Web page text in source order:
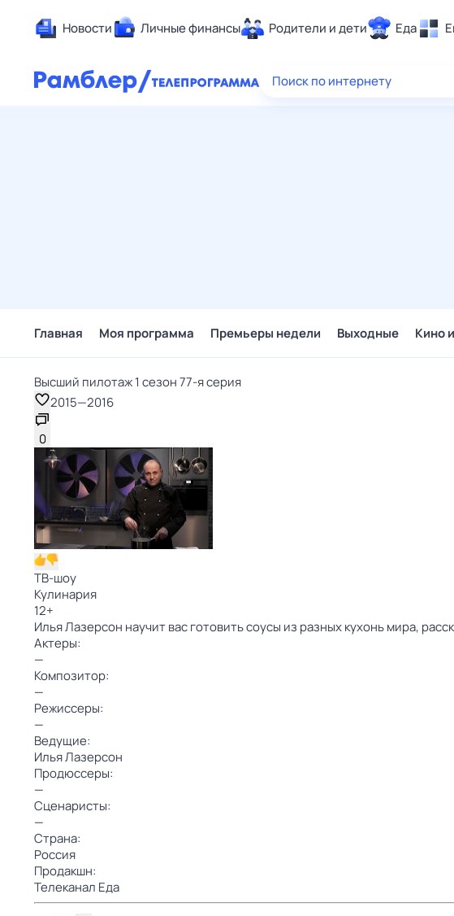
Новости Личные финансы Родители и дети Еда
Здоровье
Поиск по интернету
Главная Моя программа Премьеры недели Выходные Кино
Высший пилотаж 1 сезон 77-я серия
2015—2016
0
ТВ-шоу
Кулинария
12+
Илья Лазерсон научит вас готовить соусы из разных кухонь мира,
Актеры:
—
Композитор:
—
Режиссеры:
—
Ведущие:
Илья Лазерсон
Продюссеры:
—
Сценаристы:
—
Страна:
Россия
Продакшн:
Телеканал Еда